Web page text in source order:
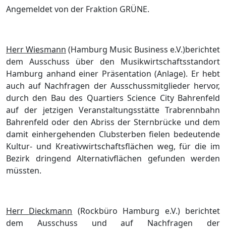
Angemeldet von der Fraktion GRÜNE.
Herr Wiesmann (Hamburg Music Business e.V.)berichtet
dem Ausschuss über den Musikwirtschaftsstandort
Hamburg anhand einer Präsentation (Anlage). Er hebt
auch auf Nachfragen der Ausschussmitglieder hervor,
durch den Bau des Quartiers Science City Bahrenfeld
auf der jetzigen Veranstaltungsstätte Trabrennbahn
Bahrenfeld oder den Abriss der Sternbrücke und dem
damit einhergehenden Clubsterbenfielen bedeutende
Kultur- und Kreativwirtschaftsflächen weg,für die im
Bezirk dringend Alternativflächen gefunden werden
müssten.
Herr Dieckmann (Rockbüro Hamburg e.V.) berichtet
dem Ausschuss und auf Nachfragen der